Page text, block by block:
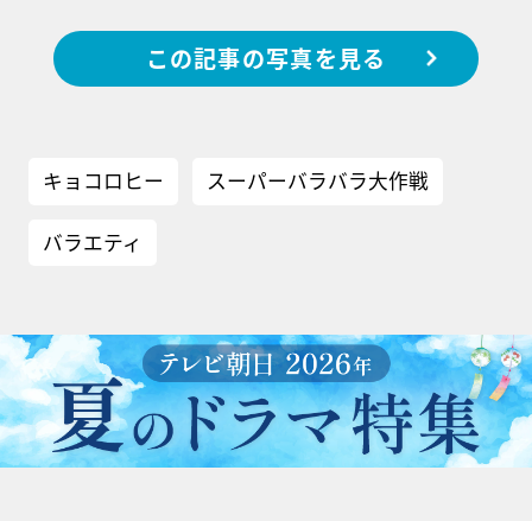
この記事の写真を見る
キョコロヒー スーパーバラバラ大作戦
バラエティ